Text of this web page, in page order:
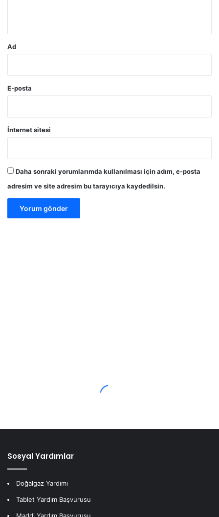
Sosyal Yardımlar
Doğalgaz Yardımı
Tablet Yardım Başvurusu